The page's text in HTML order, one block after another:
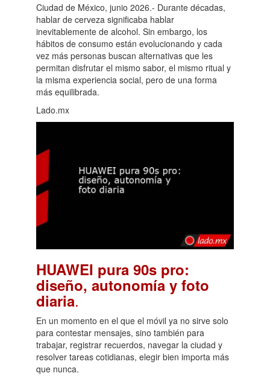
Ciudad de México, junio 2026.- Durante décadas,
hablar de cerveza significaba hablar
inevitablemente de alcohol. Sin embargo, los
hábitos de consumo están evolucionando y cada
vez más personas buscan alternativas que les
permitan disfrutar el mismo sabor, el mismo ritual y
la misma experiencia social, pero de una forma
más equilibrada.
Lado.mx
HUAWEI pura 90s pro:
diseño, autonomía y foto
diaria.
En un momento en el que el móvil ya no sirve solo
para contestar mensajes, sino también para
trabajar, registrar recuerdos, navegar la ciudad y
resolver tareas cotidianas, elegir bien importa más
que nunca.